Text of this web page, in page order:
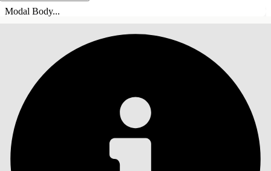
Modal Body...
ÍNDICE